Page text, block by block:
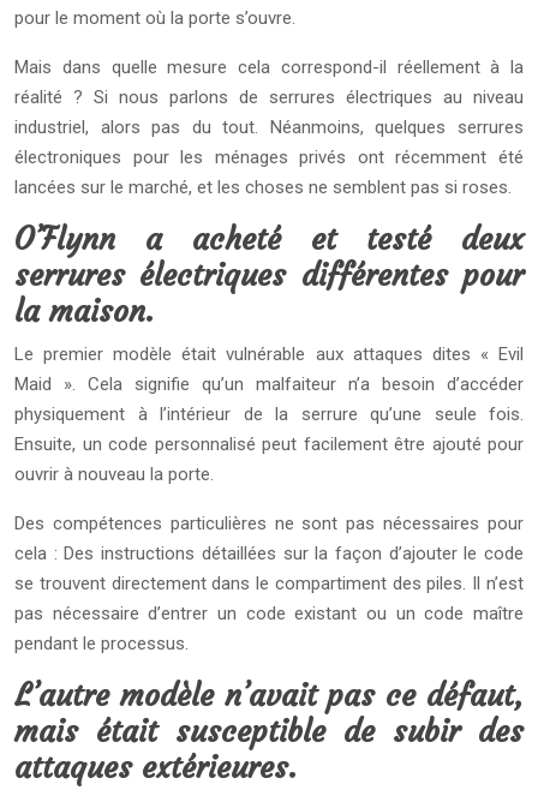
pour le moment où la porte s’ouvre.
Mais dans quelle mesure cela correspond-il réellement à la
réalité ? Si nous parlons de serrures électriques au niveau
industriel, alors pas du tout. Néanmoins, quelques serrures
électroniques pour les ménages privés ont récemment été
lancées sur le marché, et les choses ne semblent pas si roses.
O’Flynn a acheté et testé deux
serrures électriques différentes pour
la maison.
Le premier modèle était vulnérable aux attaques dites « Evil
Maid ». Cela signifie qu’un malfaiteur n’a besoin d’accéder
physiquement à l’intérieur de la serrure qu’une seule fois.
Ensuite, un code personnalisé peut facilement être ajouté pour
ouvrir à nouveau la porte.
Des compétences particulières ne sont pas nécessaires pour
cela : Des instructions détaillées sur la façon d’ajouter le code
se trouvent directement dans le compartiment des piles. Il n’est
pas nécessaire d’entrer un code existant ou un code maître
pendant le processus.
L’autre modèle n’avait pas ce défaut,
mais était susceptible de subir des
attaques extérieures.